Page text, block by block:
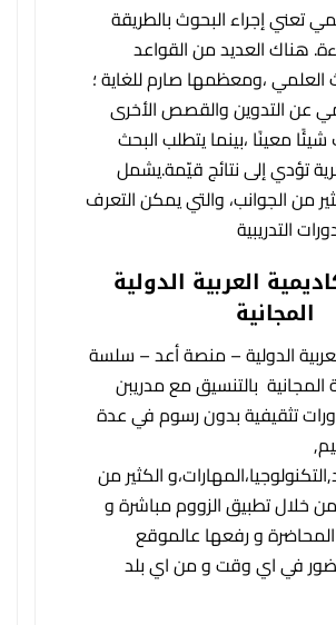
تعني إجراء البحوث بالطريقة
هناك العديد من القواعد
،ومعظمها صارم للغاية ؛
عن التدوين والقصص الأخرى
معينًا ،بينما يتطلب البحث
تؤدي إلى نتائج قيّمة.يشمل
من الجوانب، والتي يمكن التعرف
التدريبية
العربية الدولية
المجانية
الدولية – منصة أعد – سلسة
المجانية بالتنسيق مع مدريبن
تثقيفية بدون رسوم في عدة
الكثير من
خلال تطبيق الزووم مباشرة و
و رفعها عالموقع
في اي وقت و من اي بلد